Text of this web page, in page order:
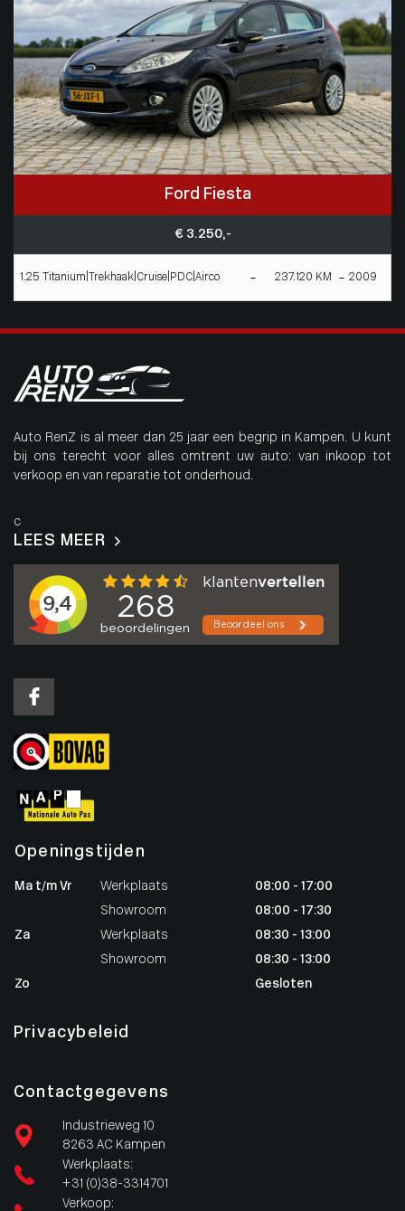
Ford Fiesta
€ 3.250,-
1.25 Titanium|Trekhaak|Cruise|PDC|Airco 237.120 KM 2009
Auto RenZ is al meer dan 25 jaar een begrip in Kampen. U kunt
bij ons terecht voor alles omtrent uw auto: van inkoop tot
verkoop en van reparatie tot onderhoud.
c
LEES MEER
Openingstijden
Ma t/m Vr
Werkplaats
Showroom
Za
Werkplaats
Showroom
Zo
08:00 - 17:00
08:00 - 17:30
08:30 - 13:00
08:30 - 13:00
Gesloten
Privacybeleid
Contactgegevens
Industrieweg 10
8263 AC Kampen
Werkplaats:
+31 (0)38-3314701
Verkoop: